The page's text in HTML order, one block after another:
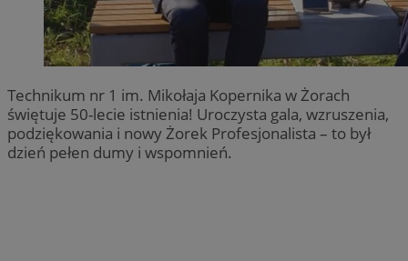
Technikum nr 1 im. Mikołaja Kopernika w Żorach
świętuje 50-lecie istnienia! Uroczysta gala, wzruszenia,
podziękowania i nowy Żorek Profesjonalista – to był
dzień pełen dumy i wspomnień.